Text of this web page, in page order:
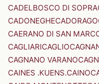
CADELBOSCO DI SOPRA
CADONEGHECADORAGO
CAERANO DI SAN
CAGLIARICAGLIO
CAGNANO VARANO
CAINES .KUENS.CAINO